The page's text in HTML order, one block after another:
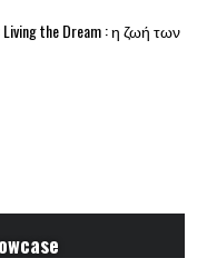
Living the Dream : η ζωή των